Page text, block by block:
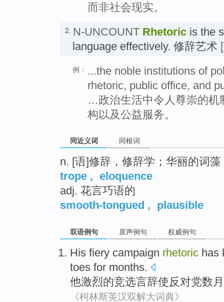
而非社会现实。
2. N-UNCOUNT Rhetoric is the
language effectively. 修辞艺术
例：
...the noble institutions of
rhetoric, public office, and
…政治生活中令人尊崇的机
构以及公益服务。
同近义词 同根词
n. [语]修辞，修辞学；华丽的词藻
trope , eloquence
adj. 花言巧语的
smooth-tongued , plausible
双语例句 原声例句 权威例句
His fiery campaign rhetoric has
toes for months.
他激烈的竞选言辞使反对党数月
《柯林斯英汉双解大词典》